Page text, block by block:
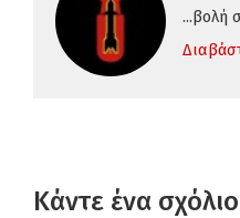
...βολή
Κάντε ένα